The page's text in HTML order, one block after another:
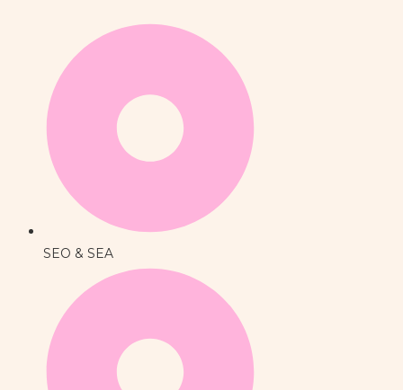
SEO & SEA